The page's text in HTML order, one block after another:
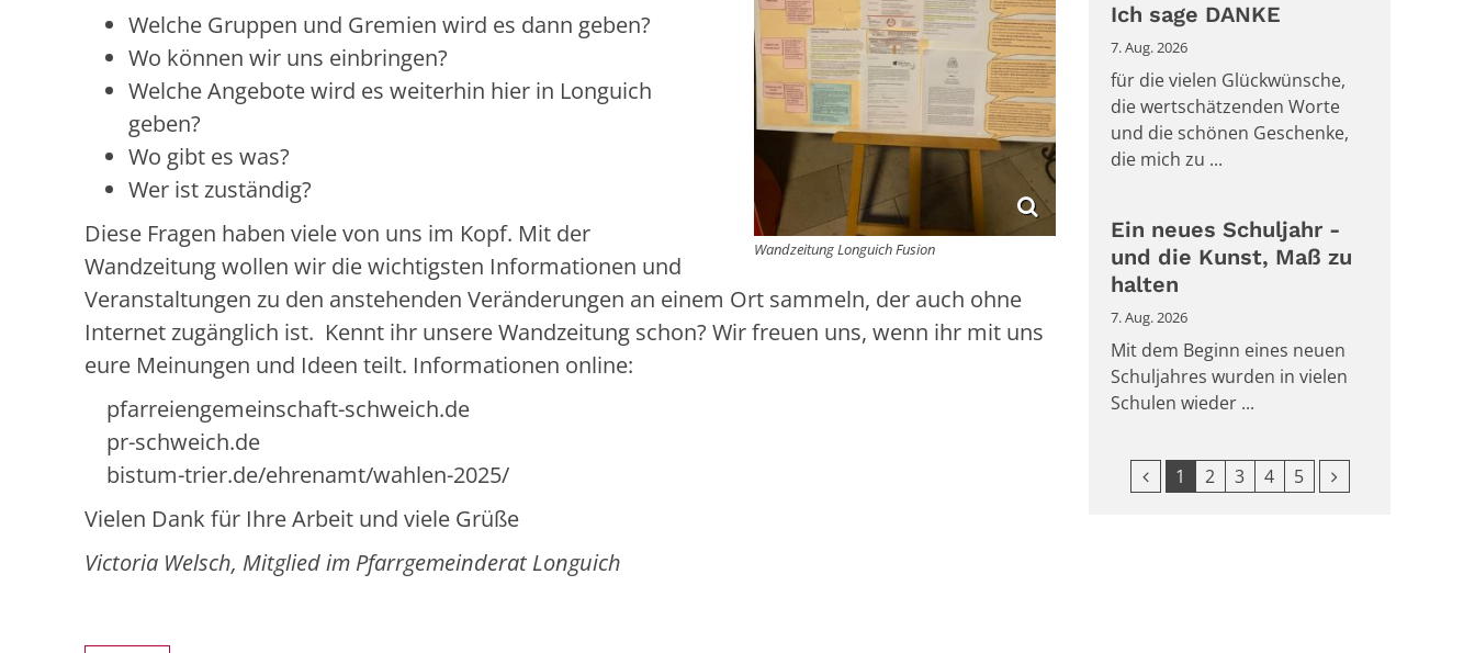
Wandzeitung Longuich Fusion
Welche Gruppen und Gremien wird es dann geben?
Wo können wir uns einbringen?
Welche Angebote wird es weiterhin hier in Longuich
geben?
Wo gibt es was?
Wer ist zuständig?
Diese Fragen haben viele von uns im Kopf. Mit der
Wandzeitung wollen wir die wichtigsten Informationen und
Veranstaltungen zu den anstehenden Veränderungen an einem Ort sammeln, der auch ohne
Internet zugänglich ist. Kennt ihr unsere Wandzeitung schon? Wir freuen uns, wenn ihr mit uns
eure Meinungen und Ideen teilt. Informationen online:
pfarreiengemeinschaft-schweich.de
pr-schweich.de
bistum-trier.de/ehrenamt/wahlen-2025/
Vielen Dank für Ihre Arbeit und viele Grüße
Victoria Welsch, Mitglied im Pfarrgemeinderat Longuich
Ich sage DANKE
7. Aug. 2026
für die vielen Glückwünsche,
die wertschätzenden Worte
und die schönen Geschenke,
die mich zu ...
Ein neues Schuljahr -
und die Kunst, Maß zu
halten
7. Aug. 2026
Mit dem Beginn eines neuen
Schuljahres wurden in vielen
Schulen wieder ...
Vorherige Seite
1 2 3 4 5 Nächste Seite